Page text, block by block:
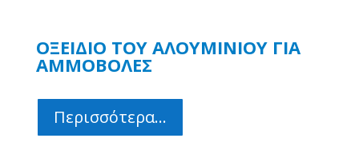
ΟΞΕΙΔΙΟ ΤΟΥ ΑΛΟΥΜΙΝΙΟΥ ΓΙΑ
ΑΜΜΟΒΟΛΕΣ
Περισσότερα...